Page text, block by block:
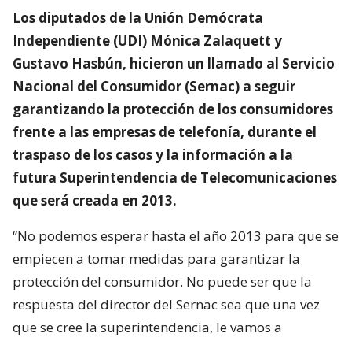
Los diputados de la Unión Demócrata
Independiente (UDI) Mónica Zalaquett y
Gustavo Hasbún, hicieron un llamado al Servicio
Nacional del Consumidor (Sernac) a seguir
garantizando la protección de los consumidores
frente a las empresas de telefonía, durante el
traspaso de los casos y la información a la
futura Superintendencia de Telecomunicaciones
que será creada en 2013.
“No podemos esperar hasta el año 2013 para que se
empiecen a tomar medidas para garantizar la
protección del consumidor. No puede ser que la
respuesta del director del Sernac sea que una vez
que se cree la superintendencia, le vamos a